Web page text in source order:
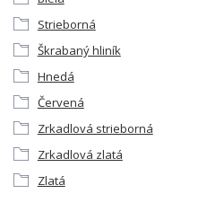
Strieborná
Škrabaný hliník
Hnedá
Červená
Zrkadlová strieborná
Zrkadlová zlatá
Zlatá